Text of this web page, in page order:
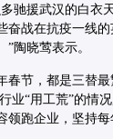
驰援武汉的白衣
奋战在抗疫一线的
陶晓莺表示。
春节，都是三替最
业“用工荒”的情
领跑企业，坚持每